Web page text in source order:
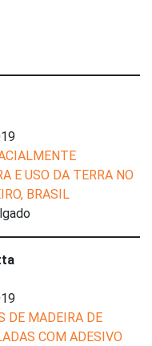
E USO DA TERRA NO
BRASIL
DE MADEIRA DE
COM ADESIVO